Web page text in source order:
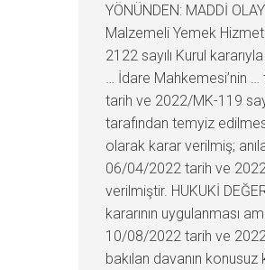
YÖNÜNDEN: MADDİ
Malzemeli Yemek
2122 sayılı Kurul
… İdare Mahkemesi’nin …
tarih ve 2022/MK-119
tarafından temyiz
olarak karar verilmiş;
06/04/2022 tarih ve
verilmiştir. HUKUKİ
kararının uygulanması
10/08/2022 tarih ve
bakılan davanın konusuz